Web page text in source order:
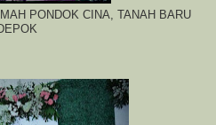
PONDOK CINA, TANAH BARU